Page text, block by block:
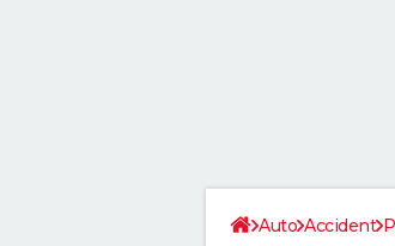
Auto Accident